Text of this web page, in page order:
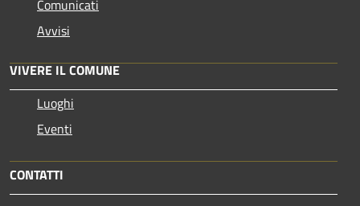
Comunicati
Avvisi
VIVERE IL COMUNE
Luoghi
Eventi
CONTATTI